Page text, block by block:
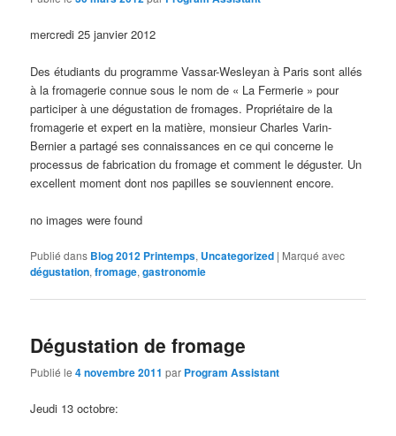
mercredi 25 janvier 2012
Des étudiants du programme Vassar-Wesleyan à Paris sont allés
à la fromagerie connue sous le nom de « La Fermerie » pour
participer à une dégustation de fromages. Propriétaire de la
fromagerie et expert en la matière, monsieur Charles Varin-
Bernier a partagé ses connaissances en ce qui concerne le
processus de fabrication du fromage et comment le déguster. Un
excellent moment dont nos papilles se souviennent encore.
no images were found
Publié dans Blog 2012 Printemps, Uncategorized | Marqué avec
dégustation,fromage,gastronomie
Dégustation de fromage
Publié le4 novembre 2011 par Program Assistant
Jeudi 13 octobre: